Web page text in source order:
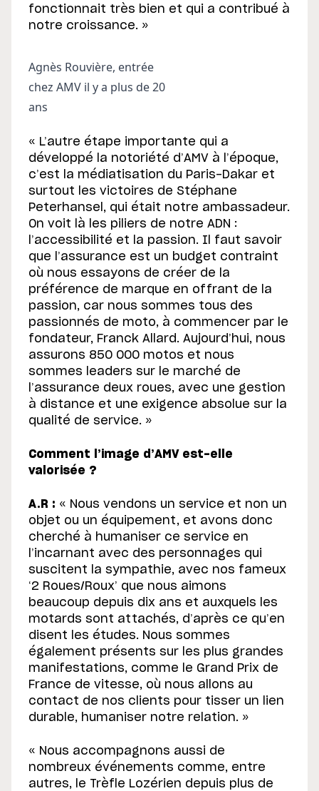
fonctionnait très bien et qui a contribué à
notre croissance. »
Agnès Rouvière, entrée
chez AMV il y a plus de 20
ans
« L’autre étape importante qui a
développé la notoriété d’AMV à l’époque,
c’est la médiatisation du Paris-Dakar et
surtout les victoires de Stéphane
Peterhansel, qui était notre ambassadeur.
On voit là les piliers de notre ADN :
l’accessibilité et la passion. Il faut savoir
que l’assurance est un budget contraint
où nous essayons de créer de la
préférence de marque en offrant de la
passion, car nous sommes tous des
passionnés de moto, à commencer par le
fondateur, Franck Allard. Aujourd’hui, nous
assurons 850 000 motos et nous
sommes leaders sur le marché de
l’assurance deux roues, avec une gestion
à distance et une exigence absolue sur la
qualité de service. »
Comment l’image d’AMV est-elle
valorisée ?
A.R : « Nous vendons un service et non un
objet ou un équipement, et avons donc
cherché à humaniser ce service en
l’incarnant avec des personnages qui
suscitent la sympathie, avec nos fameux
‘2 Roues/Roux’ que nous aimons
beaucoup depuis dix ans et auxquels les
motards sont attachés, d’après ce qu’en
disent les études. Nous sommes
également présents sur les plus grandes
manifestations, comme le Grand Prix de
France de vitesse, où nous allons au
contact de nos clients pour tisser un lien
durable, humaniser notre relation. »
« Nous accompagnons aussi de
nombreux événements comme, entre
autres, le Trèfle Lozérien depuis plus de